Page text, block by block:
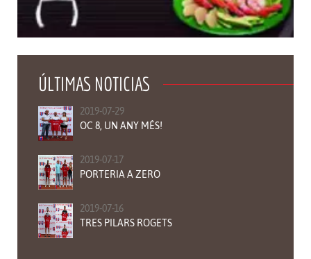
ÚLTIMAS NOTICIAS
2019-07-29
OC 8, UN ANY MÉS!
2019-07-17
PORTERIA A ZERO
2019-07-16
TRES PILARS ROGETS